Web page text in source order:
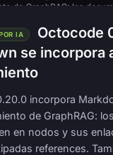
IA
Octocode
se incorpora
incorpora
de GraphRAG:
en nodos y sus
references.